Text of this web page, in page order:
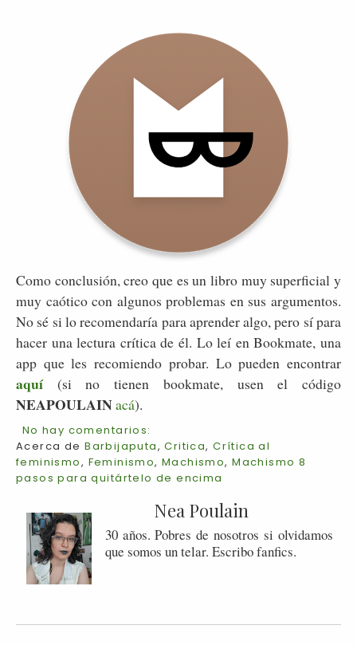
Como conclusión, creo que es un libro muy superficial y
muy caótico con algunos problemas en sus argumentos.
No sé si lo recomendaría para aprender algo, pero sí para
hacer una lectura crítica de él. Lo leí en Bookmate, una
app que les recomiendo probar. Lo pueden encontrar
aquí (si no tienen bookmate, usen el código
NEAPOULAINacá).
No hay comentarios:
Acerca deBarbijaputa,Critica,Crítica al
feminismo, Feminismo,Machismo,Machismo 8
pasos para quitártelo de encima
Nea Poulain
30 años. Pobres de nosotros si olvidamos
que somos un telar. Escribo fanfics.